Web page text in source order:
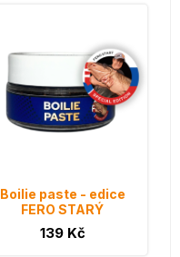
Boilie paste - edice
FERO STARÝ
139 Kč